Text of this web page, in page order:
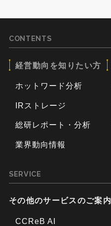
CONTENTS
経営動向を知りたい方
ホットワード分析
IRストレージ
総研レポート・分析
業界動向情報
SERVICE
その他のサービスのご案内
CCReB AI